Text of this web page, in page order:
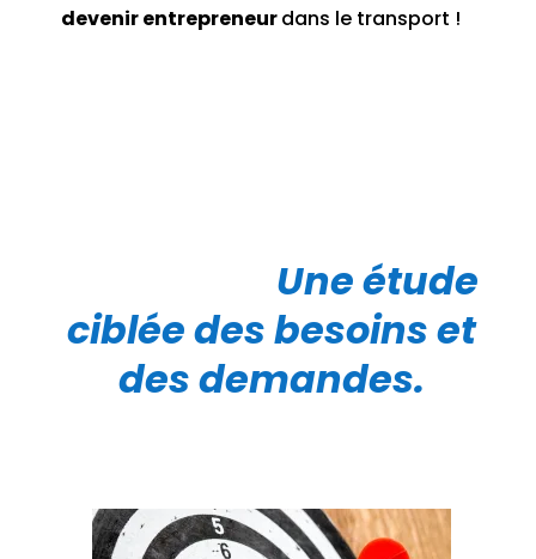
devenir entrepreneurdans le transport !
Une étude
ciblée des besoins et
des demandes.